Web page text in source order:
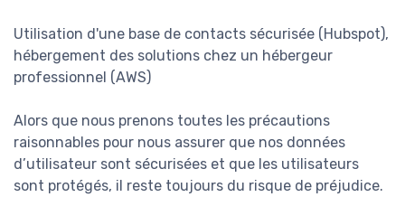
Utilisation d'une base de contacts sécurisée (Hubspot),
hébergement des solutions chez un hébergeur
professionnel (AWS)
Alors que nous prenons toutes les précautions
raisonnables pour nous assurer que nos données
d’utilisateur sont sécurisées et que les utilisateurs
sont protégés, il reste toujours du risque de préjudice.